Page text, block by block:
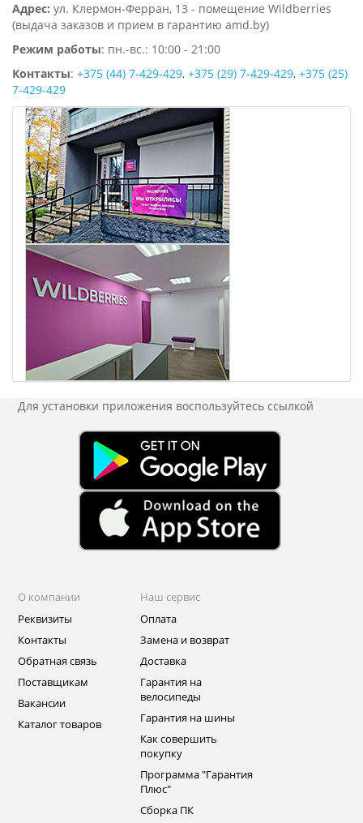
Адрес: ул. Клермон-Ферран, 13 - помещение Wildberries
(выдача заказов и прием в гарантию amd.by)
Режим работы: пн.-вс.: 10:00 - 21:00
Контакты: +375 (44) 7-429-429, +375 (29) 7-429-429, +375 (25)
7-429-429
Для установки приложения воспользуйтесь ссылкой
О компании
Реквизиты
Контакты
Обратная связь
Поставщикам
Вакансии
Каталог товаров
Наш сервис
Оплата
Замена и возврат
Доставка
Гарантия на
велосипеды
Гарантия на шины
Как совершить
покупку
Программа "Гарантия
Плюс"
Сборка ПК